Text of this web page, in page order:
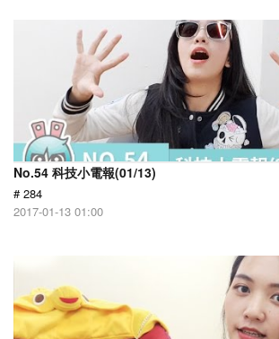
No.54 科技小電報(01/13)
# 284
2017-01-13 01:00